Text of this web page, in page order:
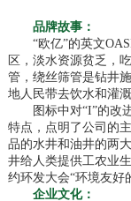
品牌故事：
“欧亿”的英文
区，淡水资源贫乏，
管，绕丝筛管是钻井
地人民带去饮水和灌溉
图标中对“I”的改
特点，点明了公司的
品的水井和油井的两
井给人类提供工农业
约环发大会“环境友好
企业文化：